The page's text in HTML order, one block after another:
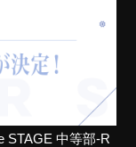
STAGE 中等部-R